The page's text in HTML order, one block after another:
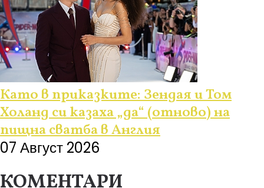
Като в приказките: Зендая и Том
Холанд си казаха „да“ (отново) на
пищна сватба в Англия
07 Август 2026
КОМЕНТАРИ